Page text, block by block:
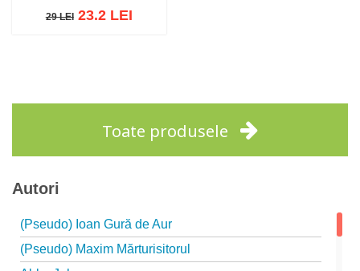
29 LEI
29 LEI23.2 LEI
Toate produsele
Autori
(Pseudo) Ioan Gură de Aur
(Pseudo) Maxim Mărturisitorul